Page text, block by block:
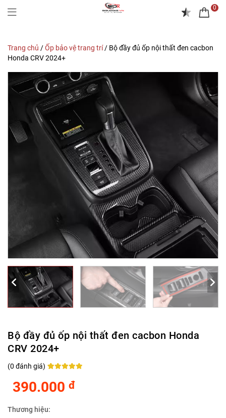
0
Trang chủ /Ốp bảo vệ trang trí/ Bộ đầy đủ ốp nội thất đen cacbon
Honda CRV 2024+
Bộ đầy đủ ốp nội thất đen cacbon Honda
CRV 2024+
(0 đánh giá)
5 based on
customer
ratings
390.000 đ
Thương hiệu: